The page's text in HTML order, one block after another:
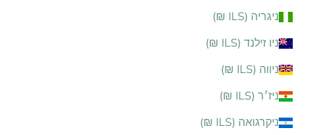
ניגריה (ILS ₪)
ניו זילנד (ILS ₪)
ניווה (ILS ₪)
ניז׳ר (ILS ₪)
ניקרגואה (ILS ₪)